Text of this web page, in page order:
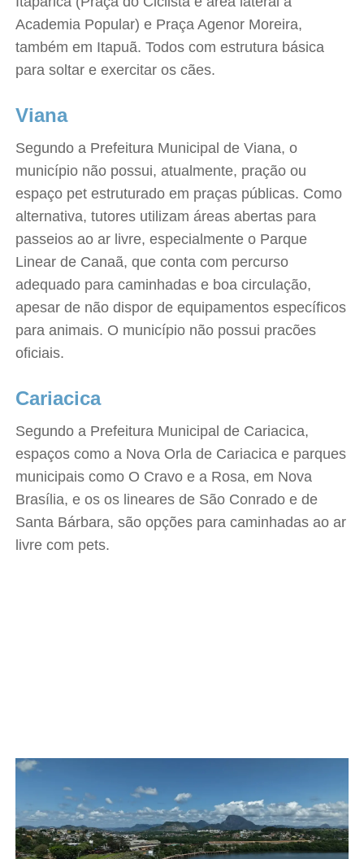
Academia Popular) e Praça Agenor Moreira,
também em Itapuã. Todos com estrutura básica
para soltar e exercitar os cães.
Viana
Segundo a Prefeitura Municipal de Viana, o
município não possui, atualmente, pração ou
espaço pet estruturado em praças públicas. Como
alternativa, tutores utilizam áreas abertas para
passeios ao ar livre, especialmente o Parque
Linear de Canaã, que conta com percurso
adequado para caminhadas e boa circulação,
apesar de não dispor de equipamentos específicos
para animais. O município não possui pracões
oficiais.
Cariacica
Segundo a Prefeitura Municipal de Cariacica,
espaços como a Nova Orla de Cariacica e parques
municipais como O Cravo e a Rosa, em Nova
Brasília, e os os lineares de São Conrado e de
Santa Bárbara, são opções para caminhadas ao ar
livre com pets.